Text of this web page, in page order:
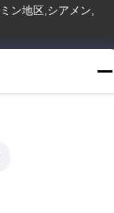
ン地区,シアメン,
建市